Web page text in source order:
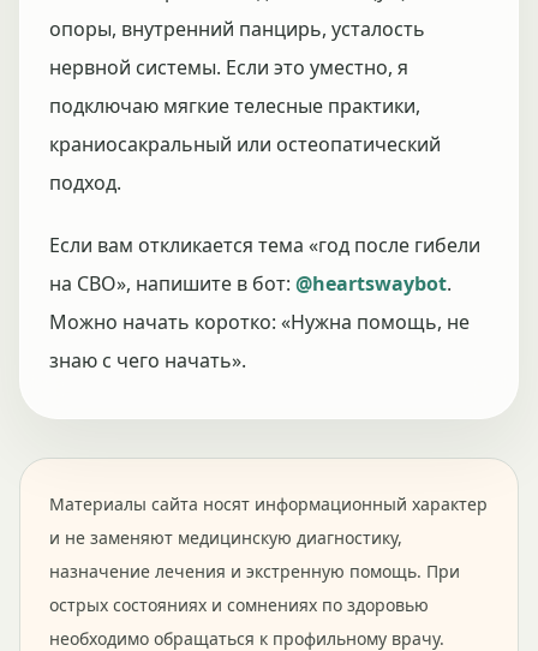
опоры, внутренний панцирь, усталость
нервной системы. Если это уместно, я
подключаю мягкие телесные практики,
краниосакральный или остеопатический
подход.
Если вам откликается тема «год после гибели
на СВО», напишите в бот: @heartswaybot.
Можно начать коротко: «Нужна помощь, не
знаю с чего начать».
Материалы сайта носят информационный характер
и не заменяют медицинскую диагностику,
назначение лечения и экстренную помощь. При
острых состояниях и сомнениях по здоровью
необходимо обращаться к профильному врачу.